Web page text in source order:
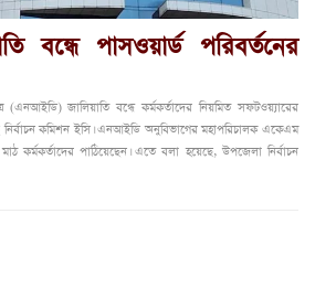
বন্ধে পাসওয়ার্ড পরিবর্তনের
(এনআইডি) জালিয়াতি বন্ধে কর্মকর্তাদের নিয়মিত সফটওয়্যারের
নির্বাচন কমিশন ইসি। এনআইডি অনুবিভাগের মহাপরিচালক একেএম
কর্মকর্তাদের পাঠিয়েছেন। এতে বলা হয়েছে, উপজেলা নির্বাচন